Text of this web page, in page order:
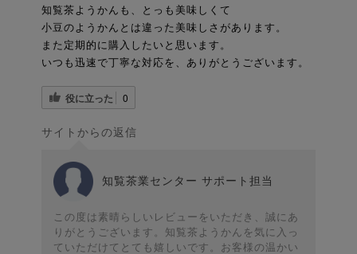
知覧茶ようかんも、とっも美味しくて
小豆のようかんとは違った美味しさがあります。
また定期的に購入したいと思います。
いつも迅速で丁寧な対応を、ありがとうございます。
役に立った 0
サイトからの返信
知覧茶業センター サポート担当
この度は素晴らしいレビューをいただき、誠にあ
りがとうございます。知覧茶ようかんを気に入っ
ていただけてとても嬉しいです。お客様の温かい